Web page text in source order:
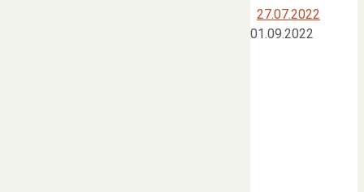
27.07.2022
01.09.2022